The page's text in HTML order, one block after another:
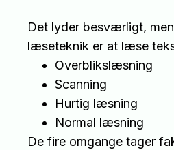
Det lyder besværligt,
læseteknik er at læse
Overblikslæsning
Scanning
Hurtig læsning
Normal læsning
De fire omgange tager